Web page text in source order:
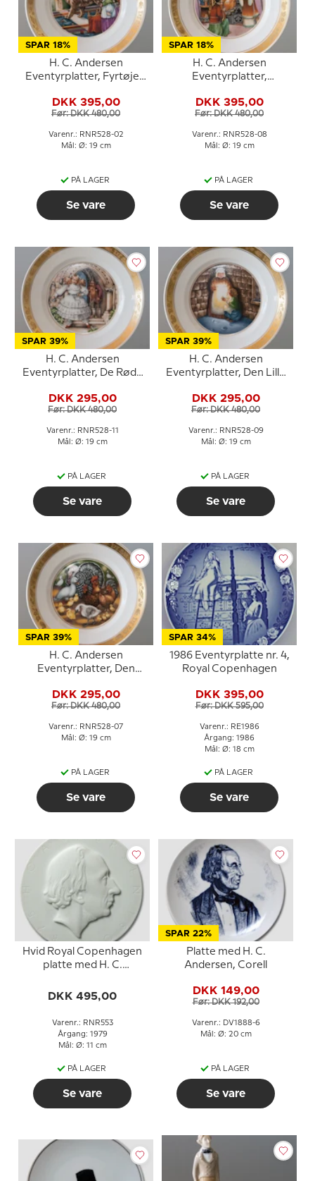
SPAR 18%
H. C. Andersen
Eventyrplatter, Fyrtøjet,
DKK 395,00
Før: DKK 480,00
Varenr.: RNR528-02
Mål: Ø: 19 cm
PÅ LAGER
Se vare
SPAR 18%
H. C. Andersen
Eventyrplatter,
Copenhagen
DKK 395,00
Før: DKK 480,00
Varenr.: RNR528-08
Mål: Ø: 19 cm
PÅ LAGER
Se vare
SPAR 39%
H. C. Andersen
Eventyrplatter, De Røde
DKK 295,00
Før: DKK 480,00
Varenr.: RNR528-11
Mål: Ø: 19 cm
PÅ LAGER
Se vare
SPAR 39%
H. C. Andersen
Eventyrplatter, Den Lille
Svovlstikkerne, Royal
Copenhagen
DKK 295,00
Før: DKK 480,00
Varenr.: RNR528-09
Mål: Ø: 19 cm
PÅ LAGER
Se vare
SPAR 39%
H. C. Andersen
Eventyrplatter, Den
Copenhagen
DKK 295,00
Før: DKK 480,00
Varenr.: RNR528-07
Mål: Ø: 19 cm
PÅ LAGER
Se vare
SPAR 34%
1986 Eventyrplatte nr. 4,
Royal Copenhagen
DKK 395,00
Før: DKK 595,00
Varenr.: RE1986
Årgang: 1986
Mål: Ø: 18 cm
PÅ LAGER
Se vare
Hvid Royal Copenhagen
platte med H. C.
DKK 495,00
Varenr.: RNR553
Årgang: 1979
Mål: Ø: 11 cm
PÅ LAGER
Se vare
SPAR 22%
Platte med H. C.
Andersen, Corell
DKK 149,00
Før: DKK 192,00
Varenr.: DV1888-6
Mål: Ø: 20 cm
PÅ LAGER
Se vare